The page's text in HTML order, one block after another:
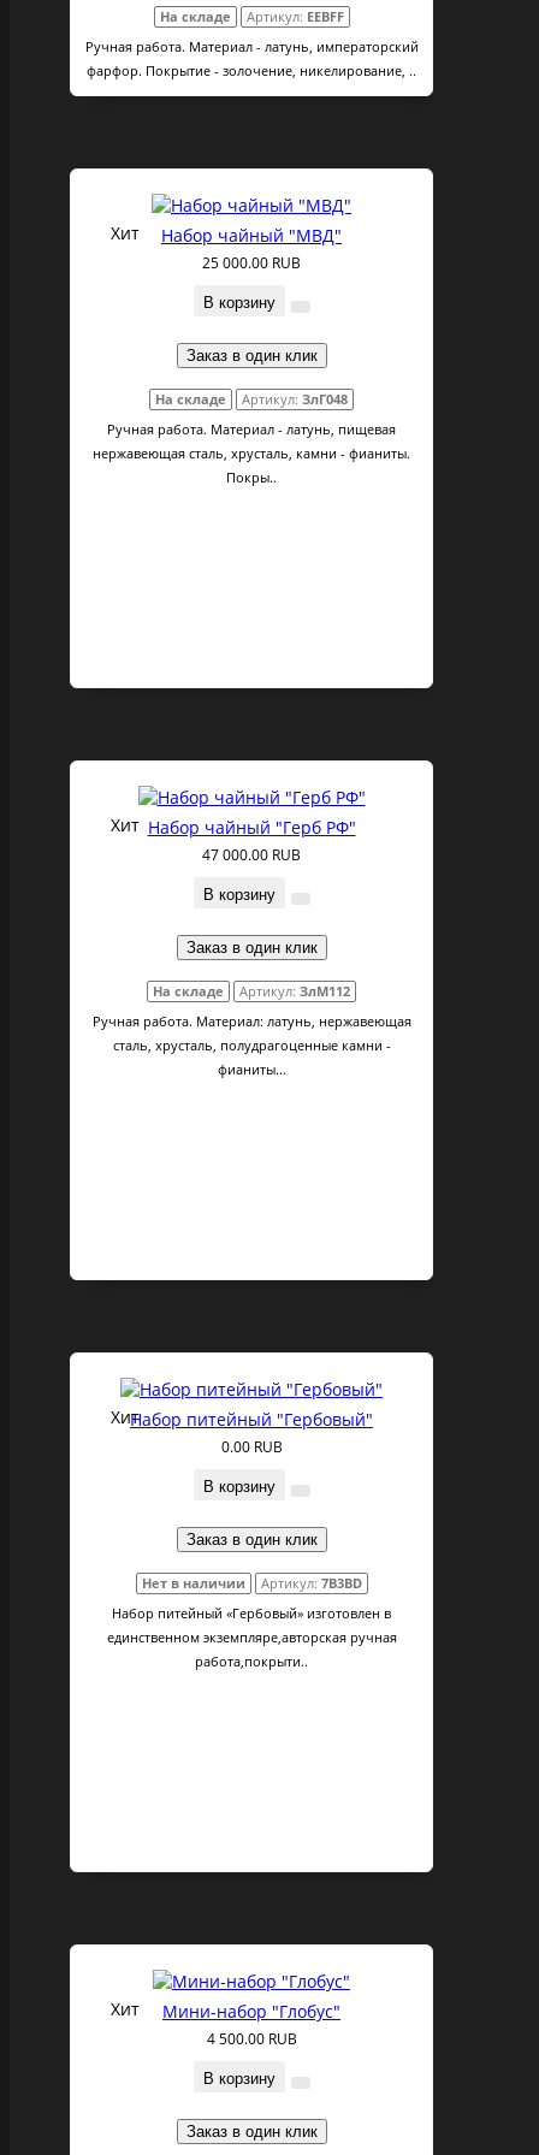
На складе Артикул: EEBFF
Ручная работа. Материал - латунь, императорский
фарфор. Покрытие - золочение, никелирование, ..
Хит Набор чайный "МВД"
25 000.00 RUB
В корзину
Заказ в один клик
На складе Артикул: ЗлГ048
Ручная работа. Материал - латунь, пищевая
нержавеющая сталь, хрусталь, камни - фианиты.
Покры..
Хит Набор чайный "Герб РФ"
47 000.00 RUB
В корзину
Заказ в один клик
На складе Артикул: ЗлМ112
Ручная работа. Материал: латунь, нержавеющая
сталь, хрусталь, полудрагоценные камни -
фианиты...
ХитНабор питейный "Гербовый"
0.00 RUB
В корзину
Заказ в один клик
Нет в наличии Артикул: 7B3BD
Набор питейный «Гербовый» изготовлен в
единственном экземпляре,авторская ручная
работа,покрыти..
Хит Мини-набор "Глобус"
4 500.00 RUB
В корзину
Заказ в один клик